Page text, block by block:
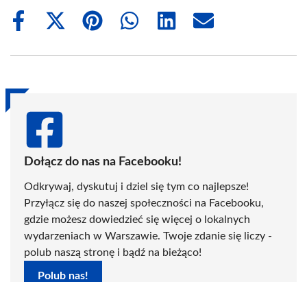
Share
Share
(Twitter)
Share
Share
Share
Share
Dołącz do nas na Facebooku!
Odkrywaj, dyskutuj i dziel się tym co najlepsze!
Przyłącz się do naszej społeczności na Facebooku,
gdzie możesz dowiedzieć się więcej o lokalnych
wydarzeniach w Warszawie. Twoje zdanie się liczy -
polub naszą stronę i bądź na bieżąco!
Polub nas!